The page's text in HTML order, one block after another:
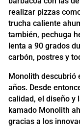
realizar pizzas
trucha caliente
también, pechuga
lenta a 90 grados
carbón, postres y
Monolith descubrió
años. Desde
calidad, el diseño y
kamado Monolith
gracias a los